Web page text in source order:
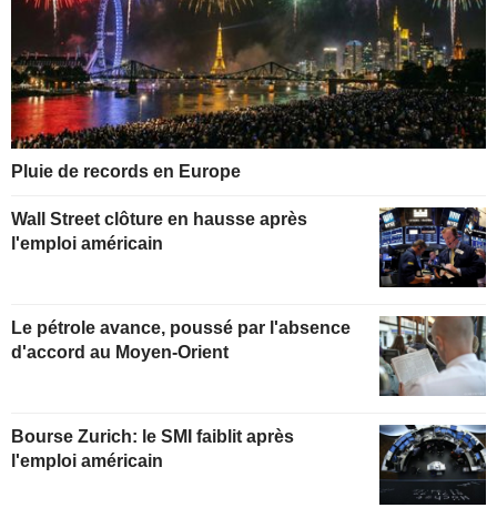
Pluie de records en Europe
Wall Street clôture en hausse après
l'emploi américain
Le pétrole avance, poussé par l'absence
d'accord au Moyen-Orient
Bourse Zurich: le SMI faiblit après
l'emploi américain